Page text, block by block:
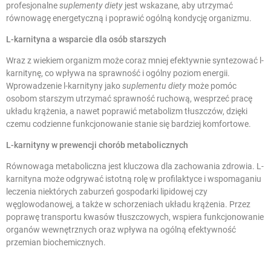
profesjonalnesuplementy diety jest wskazane, aby utrzymać
równowagę energetyczną i poprawić ogólną kondycję organizmu.
L-karnityna a wsparcie dla osób starszych
Wraz z wiekiem organizm może coraz mniej efektywnie syntezować l-
karnitynę, co wpływa na sprawność i ogólny poziom energii.
Wprowadzenie l-karnityny jakosuplementu diety może pomóc
osobom starszym utrzymać sprawność ruchową, wesprzeć pracę
układu krążenia, a nawet poprawić metabolizm tłuszczów, dzięki
czemu codzienne funkcjonowanie stanie się bardziej komfortowe.
L-karnityny w prewencji chorób metabolicznych
Równowaga metaboliczna jest kluczowa dla zachowania zdrowia. L-
karnityna może odgrywać istotną rolę w profilaktyce i wspomaganiu
leczenia niektórych zaburzeń gospodarki lipidowej czy
węglowodanowej, a także w schorzeniach układu krążenia. Przez
poprawę transportu kwasów tłuszczowych, wspiera funkcjonowanie
organów wewnętrznych oraz wpływa na ogólną efektywność
przemian biochemicznych.